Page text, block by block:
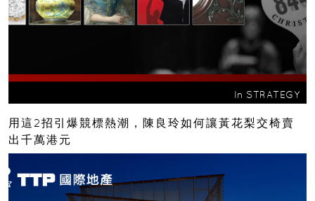
In STRATEGY
用這2招引爆競標熱潮，陳良玲如何讓黃花梨交椅賣
出千萬港元